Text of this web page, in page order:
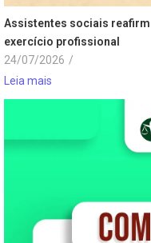
Assistentes sociais
exercício profissional
24/07/2026 /
Leia mais